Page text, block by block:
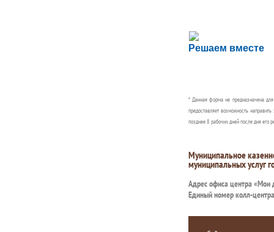
Решаем вместе
Сложности с
Сообщите об этом
* Данная форма не предназначена
предоставляет возможность
позднее 8 рабочих дней после дня его
Муниципальное
муниципальных услуг
Адрес офиса центра «Мои
Единый номер колл-